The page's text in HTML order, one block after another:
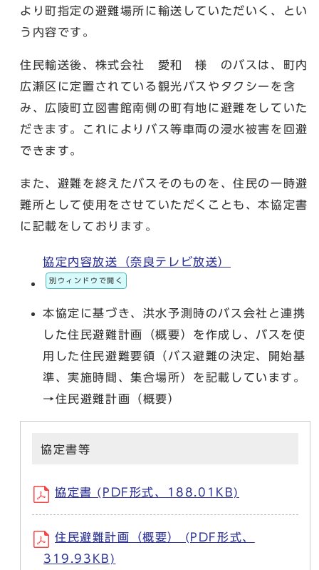
より町指定の避難場所に輸送していただいく、とい
う内容です。
住民輸送後、株式会社 愛和 様 のバスは、町内
広瀬区に定置されている観光バスやタクシーを含
み、広陵町立図書館南側の町有地に避難をしていた
だきます。これによりバス等車両の浸水被害を回避
できます。
また、避難を終えたバスそのものを、住民の一時避
難所として使用をさせていただくことも、本協定書
に記載をしております。
協定内容放送（奈良テレビ放送）
別ウィンドウで開く
本協定に基づき、洪水予測時のバス会社と連携
した住民避難計画（概要）を作成し、バスを使
用した住民避難要領（バス避難の決定、開始基
準、実施時間、集合場所）を記載しています。
→住民避難計画（概要）
協定書等
協定書 (PDF形式、188.01KB)
住民避難計画（概要） (PDF形式、
319.93KB)